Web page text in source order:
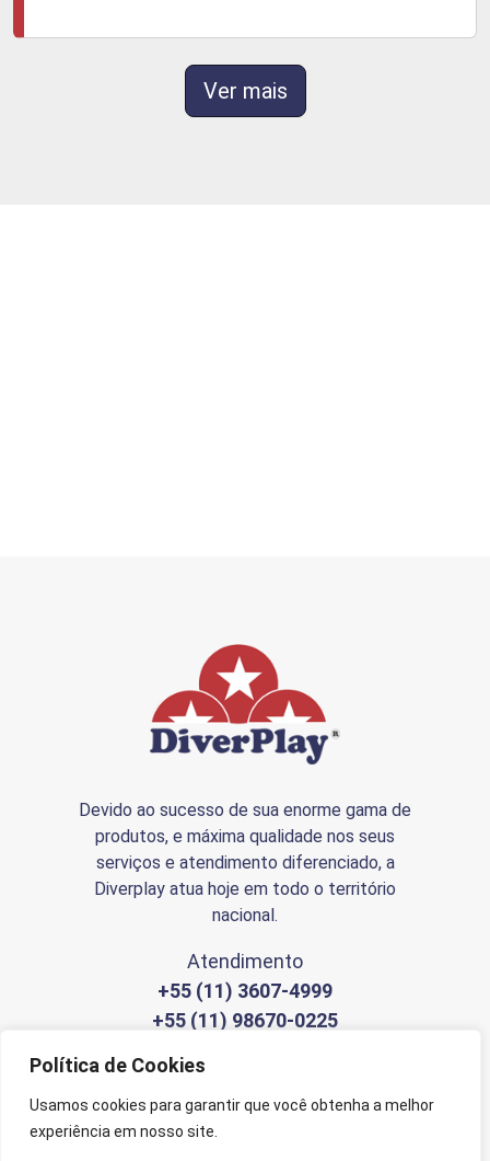
Política de Cookies
Usamos cookies para garantir que você obtenha a melhor
experiência em nosso site.
Ver mais
Devido ao sucesso de sua enorme gama de
produtos, e máxima qualidade nos seus
serviços e atendimento diferenciado, a
Diverplay atua hoje em todo o território
nacional.
Atendimento
+55 (11) 3607-4999
+55 (11) 98670-0225